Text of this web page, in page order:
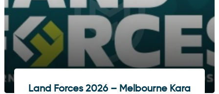
Land Forces 2026 – Melbourne Kara